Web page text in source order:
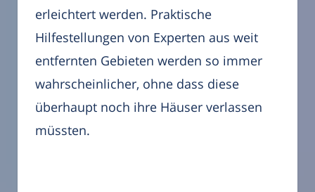
erleichtert werden. Praktische
Hilfestellungen von Experten aus weit
entfernten Gebieten werden so immer
wahrscheinlicher, ohne dass diese
überhaupt noch ihre Häuser verlassen
müssten.